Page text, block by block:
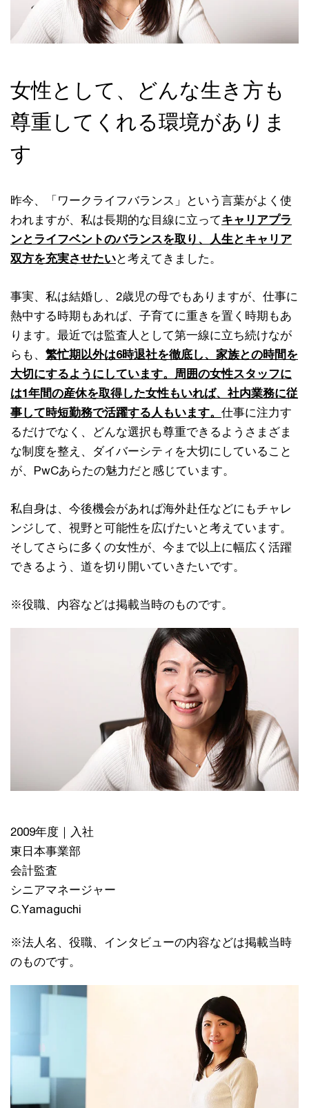
女性として、どんな生き方も
尊重してくれる環境がありま
す
昨今、「ワークライフバランス」という言葉がよく使
われますが、私は長期的な目線に立ってキャリアプラ
ンとライフベントのバランスを取り、人生とキャリア
双方を充実させたいと考えてきました。
事実、私は結婚し、2歳児の母でもありますが、仕事に
熱中する時期もあれば、子育てに重きを置く時期もあ
ります。最近では監査人として第一線に立ち続けなが
らも、 繁忙期以外は6時退社を徹底し、家族との時間を
大切にするようにしています。周囲の女性スタッフに
は1年間の産休を取得した女性もいれば、社内業務に従
事して時短勤務で活躍する人もいます。 仕事に注力す
るだけでなく、どんな選択も尊重できるようさまざま
な制度を整え、ダイバーシティを大切にしていること
が、PwCあらたの魅力だと感じています。
私自身は、今後機会があれば海外赴任などにもチャレ
ンジして、視野と可能性を広げたいと考えています。
そしてさらに多くの女性が、今まで以上に幅広く活躍
できるよう、道を切り開いていきたいです。
※役職、内容などは掲載当時のものです。
2009年度｜入社
東日本事業部
会計監査
シニアマネージャー
C.Yamaguchi
※法人名、役職、インタビューの内容などは掲載当時
のものです。